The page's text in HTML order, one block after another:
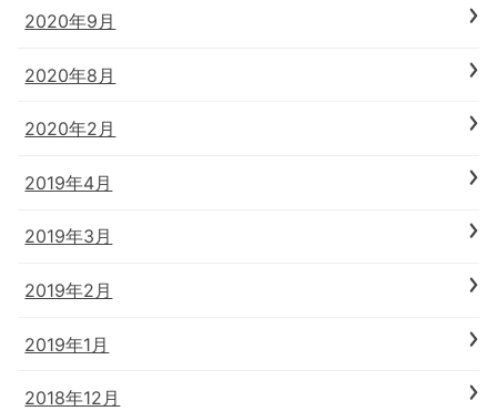
2020年9月
2020年8月
2020年2月
2019年4月
2019年3月
2019年2月
2019年1月
2018年12月